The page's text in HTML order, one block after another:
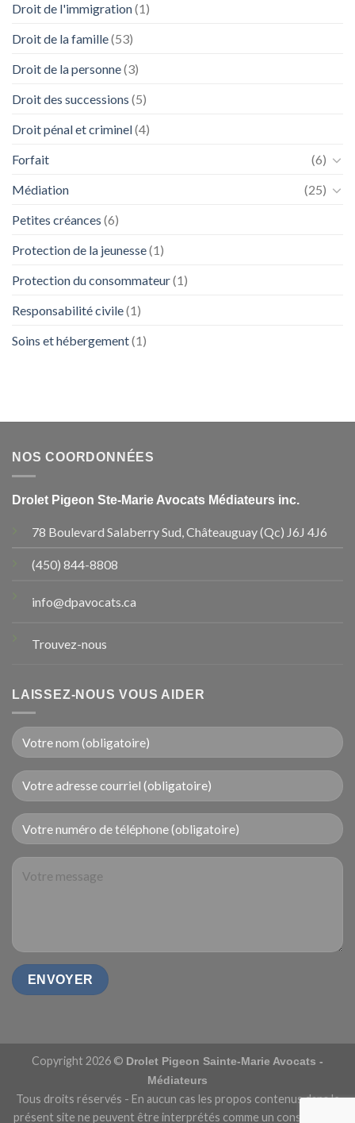
Droit de l'immigration(1)
Droit de la famille(53)
Droit de la personne(3)
Droit des successions (5)
Droit pénal et criminel(4)
Forfait
(6)
Médiation
(25)
Petites créances (6)
Protection de la jeunesse(1)
Protection du consommateur(1)
Responsabilité civile(1)
Soins et hébergement(1)
NOS COORDONNÉES
Drolet Pigeon Ste-Marie Avocats Médiateurs inc.
78 Boulevard Salaberry Sud, Châteauguay (Qc) J6J 4J6
(450) 844-8808
info@dpavocats.ca
Trouvez-nous
LAISSEZ-NOUS VOUS AIDER
Copyright 2026 © Drolet Pigeon Sainte-Marie Avocats -
Médiateurs
Tous droits réservés - En aucun cas les propos contenus dans le
présent site ne peuvent être interprétés comme un conseil et/ou